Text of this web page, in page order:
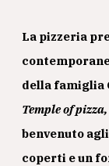
La pizzeria
della famiglia
Temple of
benvenuto
coperti e un